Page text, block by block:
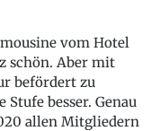
vom Hotel
schön. Aber mit
befördert zu
besser. Genau
allen Mitgliedern